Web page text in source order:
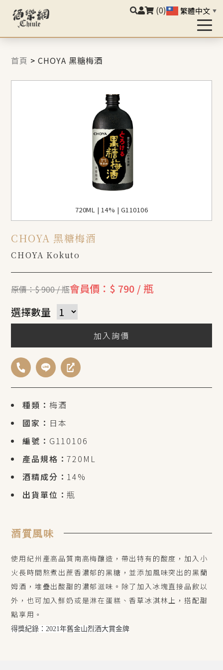
(0) 繁體中文 ▼
首頁 >CHOYA 黑糖梅酒
720ML | 14% | G110106
CHOYA 黑糖梅酒
CHOYA Kokuto
種類： 梅酒
國家： 日本
編號： G110106
產品規格：720ML
酒精成分： 14%
出貨單位：瓶
原價：$ 900 / 瓶會員價：$ 790 / 瓶
選擇數量
加入詢價
酒質風味
使用紀州產高品質南高梅釀造，帶出特有的酸度，加入小
火長時間熬煮出蔗香濃郁的黑糖，並添加風味突出的黑蘭
姆酒，堆疊出酸甜的濃郁滋味。除了加入冰塊直接品飲以
外，也可加入鮮奶或是淋在蛋糕、香草冰淇林上，搭配甜
點享用 。
得獎紀錄：2021年舊金山烈酒大賞金牌